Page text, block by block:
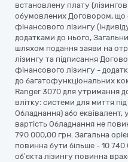
встановлену плату
обумовлених Договором, що
фінансового лізингу
додатками до нього,
шляхом подання заяви на
лізингу та підписання
фінансового лізингу -
до багатофункціональних
Ranger 3070 для утримання
влітку: системи для миття
Обладнання) або еквівалент,
вартість Обладнання не
790 000,00 грн. Загальна
повинна бути більше - 10 740
об’єкта лізингу повинна